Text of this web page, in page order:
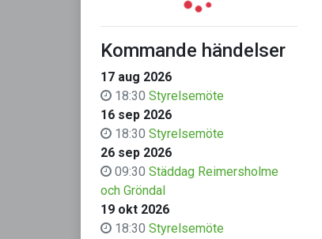
Kommande händelser
17 aug 2026
18:30 Styrelsemöte
16 sep 2026
18:30 Styrelsemöte
26 sep 2026
09:30 Städdag Reimersholme
och Gröndal
19 okt 2026
18:30 Styrelsemöte